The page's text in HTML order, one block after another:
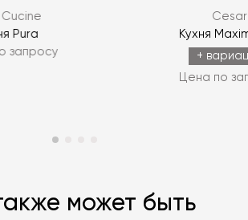
Pura
запросу
Cesar
Кухня
+
Цена по
может быть